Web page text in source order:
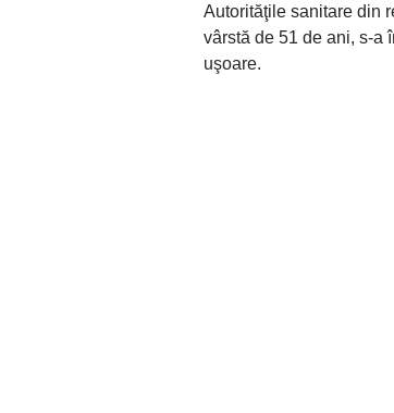
Autorităţile sanitare din
vârstă de 51 de ani, s-a
uşoare.